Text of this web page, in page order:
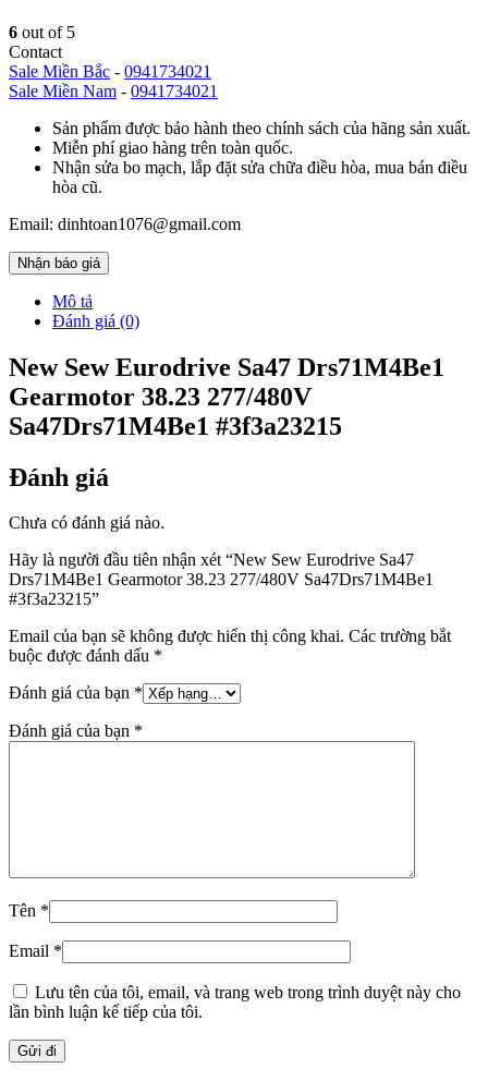
6 out of 5
Contact
Sale Miền Bắc - 0941734021
Sale Miền Nam - 0941734021
Sản phẩm được bảo hành theo chính sách của hãng sản xuất.
Miễn phí giao hàng trên toàn quốc.
Nhận sửa bo mạch, lắp đặt sửa chữa điều hòa, mua bán điều
hòa cũ.
Email: dinhtoan1076@gmail.com
Nhận báo giá
Mô tả
Đánh giá (0)
New Sew Eurodrive Sa47 Drs71M4Be1
Gearmotor 38.23 277/480V
Sa47Drs71M4Be1 #3f3a23215
Đánh giá
Chưa có đánh giá nào.
Hãy là người đầu tiên nhận xét “New Sew Eurodrive Sa47
Drs71M4Be1 Gearmotor 38.23 277/480V Sa47Drs71M4Be1
#3f3a23215”
Email của bạn sẽ không được hiển thị công khai. Các trường bắt
buộc được đánh dấu *
Đánh giá của bạn *
Đánh giá của bạn *
Tên *
Email *
Lưu tên của tôi, email, và trang web trong trình duyệt này cho
lần bình luận kế tiếp của tôi.